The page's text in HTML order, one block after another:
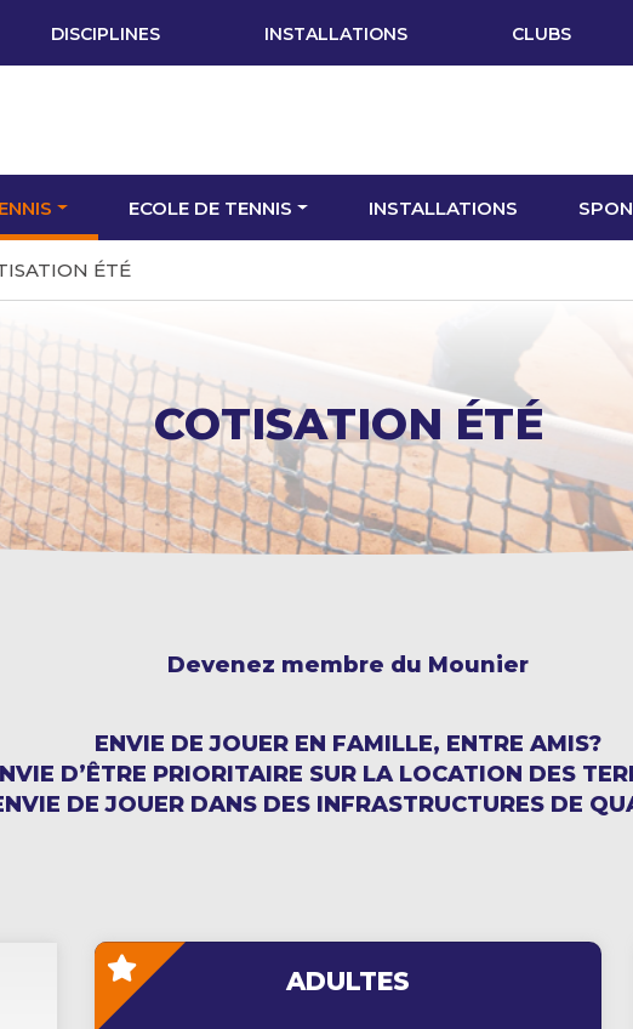
DISCIPLINES INSTALLATIONS CLUBS
ECOLE DE TENNIS INSTALLATIONS
ÉTÉ
COTISATION ÉTÉ
Devenez membre du Mounier
ENVIE DE JOUER EN FAMILLE, ENTRE AMIS?
D’ÊTRE PRIORITAIRE SUR LA LOCATION DES
DE JOUER DANS DES INFRASTRUCTURES DE
ADULTES